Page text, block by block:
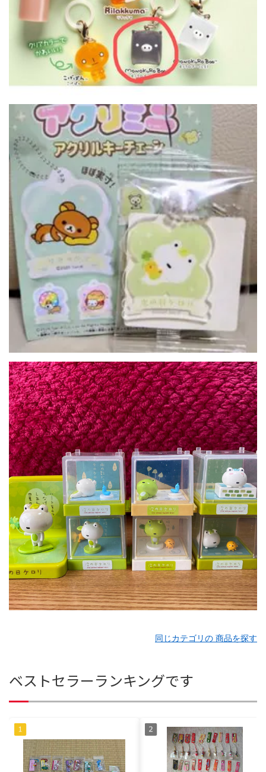
同じカテゴリの 商品を探す
ベストセラーランキングです